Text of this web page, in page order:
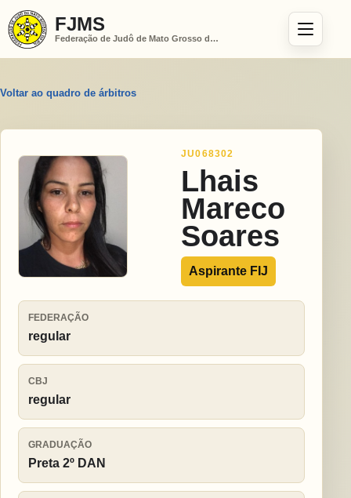
FJMS
Federação de Judô de Mato Grosso do Sul
Voltar ao quadro de árbitros
JU068302
Lhais
Mareco
Soares
Aspirante FIJ
FEDERAÇÃO
regular
CBJ
regular
GRADUAÇÃO
Preta 2º DAN